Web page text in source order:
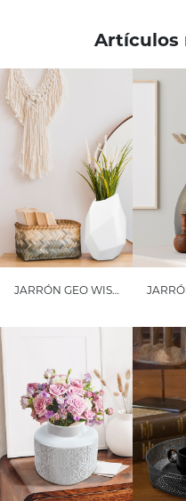
Artículos
JARRÓN GEO WISH